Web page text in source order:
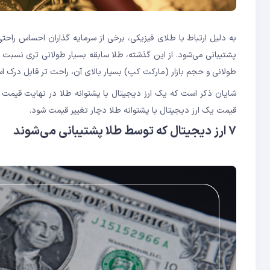
به دلیل ارتباط با طلای فیزیکی، برخی از سرمایه گذاران احساس
پشتیبانی می‌شود. از این گذشته، طلا سابقه بسیار طولانی تری
طولانی و حجم بازار (مارکت کپ) بسیار بالای آن، راحت تر قابل درک
شایان ذکر است که یک ارز دیجیتال با پشتوانه طلا در نهایت قیمت
قیمت یک ارز دیجیتال با پشتوانه طلا دچار تغییر قیمت شود.
۷ ارز دیجیتال که توسط طلا پشتیبانی می‌شوند